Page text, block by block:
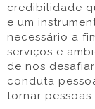
credibilidade
e um
necessário a
serviços e
de nos
conduta
tornar pessoas